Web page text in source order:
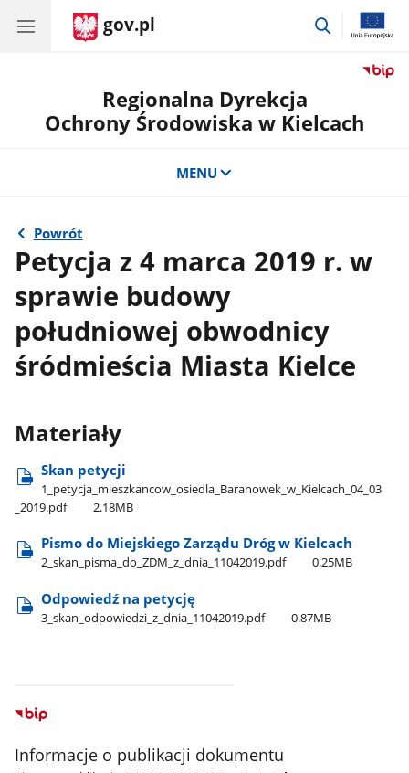
gov.pl
przejdź
Regionalna Dyrekcja
Ochrony Środowiska w Kielcach
MENU
Powrót
Petycja z 4 marca 2019 r. w
sprawie budowy
południowej obwodnicy
śródmieścia Miasta Kielce
Materiały
Skan petycji
1​_petycja​_mieszkancow​_osiedla​_Baranowek​_w​_Kielcach​_04​_03​
_2019.pdf
2.18MB
Pismo do Miejskiego Zarządu Dróg w Kielcach
2​_skan​_pisma​_do​_ZDM​_z​_dnia​_11042019.pdf 0.25MB
Odpowiedź na petycję
3​_skan​_odpowiedzi​_z​_dnia​_11042019.pdf 0.87MB
Informacje o publikacji dokumentu